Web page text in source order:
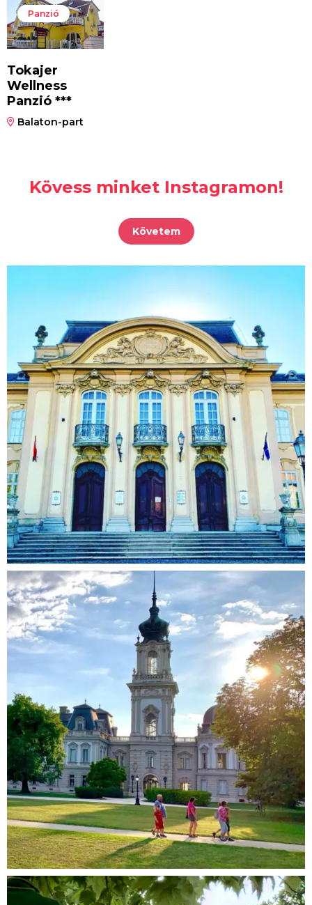
Panzió
Tokajer
Wellness
Panzió ***
Balaton-part
Kövess minket Instagramon!
Követem